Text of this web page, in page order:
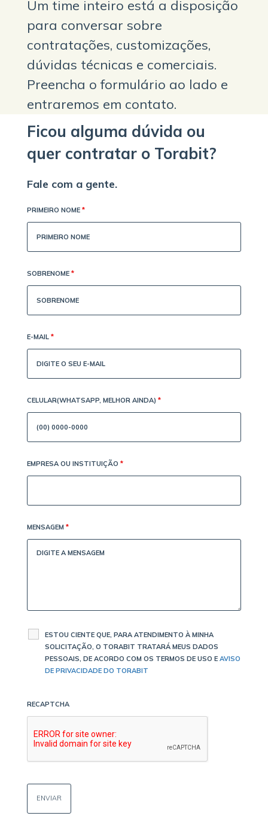
Um time inteiro está a disposição
para conversar sobre
contratações, customizações,
dúvidas técnicas e comerciais.
Preencha o formulário ao lado e
entraremos em contato.
Ficou alguma dúvida ou
quer contratar o Torabit?
Fale com a gente.
PRIMEIRO NOME *
SOBRENOME *
E-MAIL *
CELULAR(WHATSAPP, MELHOR AINDA) *
EMPRESA OU INSTITUIÇÃO *
MENSAGEM *
ESTOU CIENTE QUE, PARA ATENDIMENTO À MINHA
SOLICITAÇÃO, O TORABIT TRATARÁ MEUS DADOS
PESSOAIS, DE ACORDO COM OS TERMOS DE USO E AVISO
DE PRIVACIDADE DO TORABIT
RECAPTCHA